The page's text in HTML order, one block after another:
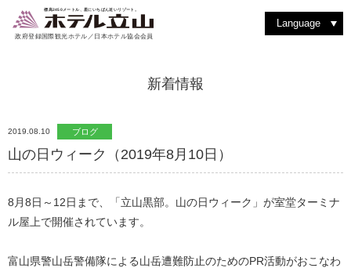
標高2450メートル、星にいちばん近いリゾート。
政府登録国際観光ホテル／日本ホテル協会会員
Language
新着情報
2019.08.10 ブログ
山の日ウィーク（2019年8月10日）
8月8日～12日まで、「立山黒部。山の日ウィーク」が室堂ターミナ
ル屋上で開催されています。
富山県警山岳警備隊による山岳遭難防止のためのPR活動がおこなわ